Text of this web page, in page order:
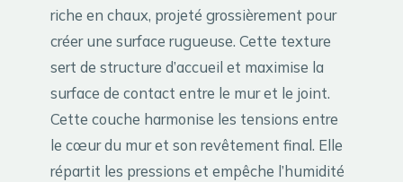
riche en chaux, projeté grossièrement pour
créer une surface rugueuse. Cette texture
sert de structure d’accueil et maximise la
surface de contact entre le mur et le joint.
Cette couche harmonise les tensions entre
le cœur du mur et son revêtement final. Elle
répartit les pressions et empêche l’humidité